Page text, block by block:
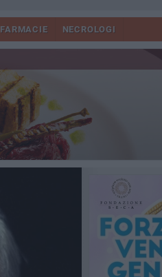
FARMACIE NECROLOGI